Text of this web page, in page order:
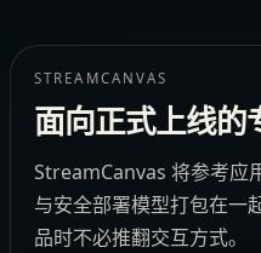
STREAMCANVAS
面向正式上线的
StreamCanvas 将参考应
与安全部署模型打包在一
品时不必推翻交互方式。